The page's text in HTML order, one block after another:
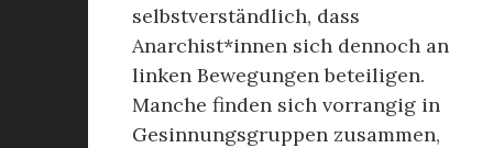
selbstverständlich, dass
Anarchist*innen sich dennoch an
linken Bewegungen beteiligen.
Manche finden sich vorrangig in
Gesinnungsgruppen zusammen,